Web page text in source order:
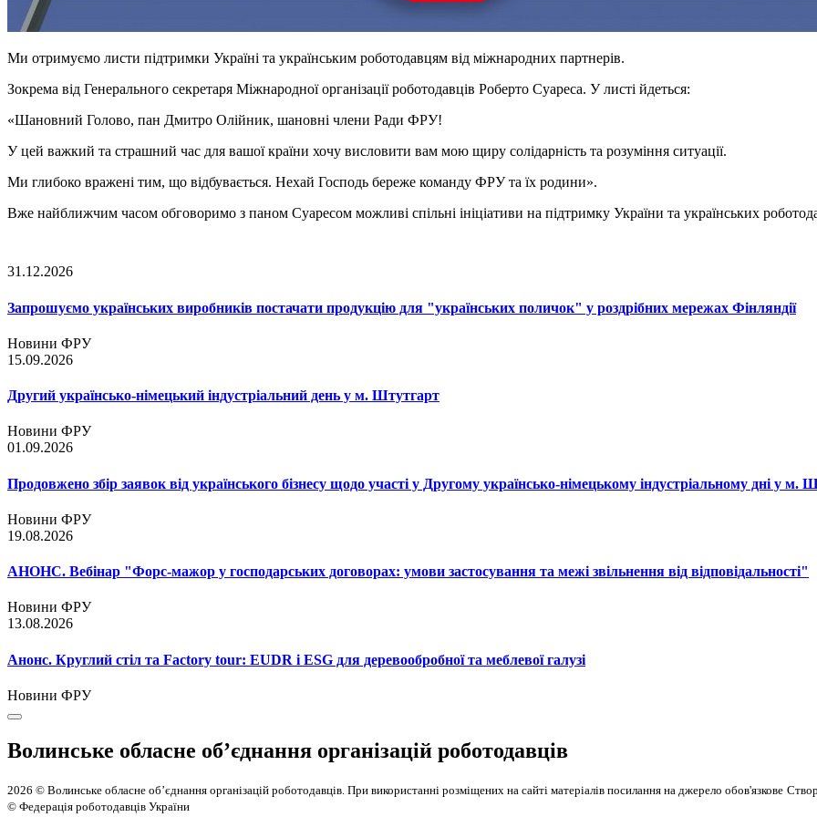
Ми отримуємо листи підтримки Україні та українським роботодавцям від міжнародних партнерів.
Зокрема від Генерального секретаря Міжнародної організації роботодавців Роберто Суареса. У листі йдеться:
«Шановний Голово, пан Дмитро Олійник, шановні члени Ради ФРУ!
У цей важкий та страшний час для вашої країни хочу висловити вам мою щиру солідарність та розуміння ситуації.
Ми глибоко вражені тим, що відбувається. Нехай Господь береже команду ФРУ та їх родини».
Вже найближчим часом обговоримо з паном Суаресом можливі спільні ініціативи на підтримку України та українських
31.12.2026
Запрошуємо українських виробників постачати продукцію для "українських поличок" у роздрібних мережах Фінляндії
Новини ФРУ
15.09.2026
Другий українсько-німецький індустріальний день у м. Штутгарт
Новини ФРУ
01.09.2026
Продовжено збір заявок від українського бізнесу щодо участі у Другому українсько-німецькому індустріальному дні у м.
Новини ФРУ
19.08.2026
АНОНС. Вебінар "Форс-мажор у господарських договорах: умови застосування та межі звільнення від відповідальності"
Новини ФРУ
13.08.2026
Анонс. Круглий стіл та Factory tour: EUDR і ESG для деревообробної та меблевої галузі
Новини ФРУ
Волинське обласне об’єднання організацій роботодавців
2026 © Волинське обласне об’єднання організацій роботодавців. При використанні розміщених на сайті матеріалів посилання на джерело обов'язкове
© Федерація роботодавців України